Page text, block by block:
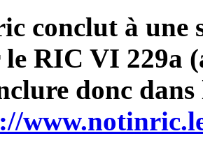
conclut à une
le RIC VI 229a
donc